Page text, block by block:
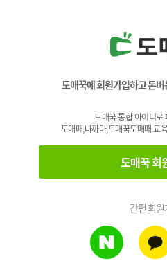
도매꾹에 회원가입하고 돈
도매꾹 통합 아이디로
도매매,나까마,도매꾹도매매 교
도매꾹 회
간편 회원